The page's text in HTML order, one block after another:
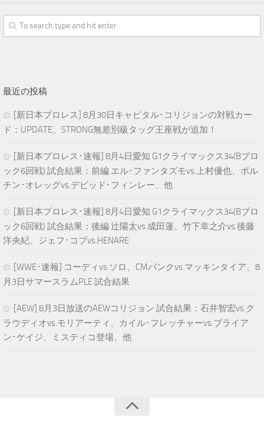
最近の投稿
[新日本プロレス] 8月30日キャピタル･コリジョンの対戦カー
ド：UPDATE、STRONG無差別級タッグ王座戦が追加！
[新日本プロレス･速報] 8月4日愛知 G1クライマックス34(Bブロ
ック6回戦) 試合結果：前編 エル･ファンタズモvs.上村優也、ボル
チン･オレッグvs.デビッド･フィンレー、他
[新日本プロレス･速報] 8月4日愛知 G1クライマックス34(Bブロ
ック6回戦) 試合結果：後編 辻陽太vs.成田蓮、竹下幸之介vs.後藤
洋央紀、ジェフ･コブvs.HENARE
[WWE･速報] コーディvs.ソロ、CMパンクvs.マッキンタイア、8
月3日サマースラムPLE 試合結果
[AEW] 8月3日放送のAEWコリジョン 試合結果：石井智宏vs.ク
ラウディオvs.モリアーティ、カイル･フレッチャーvs.ブライア
ン･ケイジ、ミスティコ登場、他